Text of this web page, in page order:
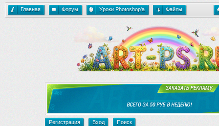
Главная Форум Уроки Photoshop'a Файлы
Регистрация Вход Поиск